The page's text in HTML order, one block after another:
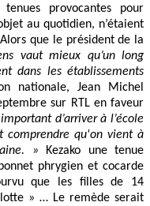
provocantes pour
au quotidien, n’étaient
que le président de la
vaut mieux qu’un long
dans les établissements
nationale, Jean Michel
sur RTL en faveur
d’arriver à l’école
comprendre qu'on vient à
» Kezako une tenue
phrygien et cocarde
que les filles de 14
» … Le remède serait